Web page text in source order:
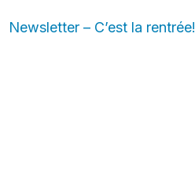
Newsletter – C’est la rentrée!